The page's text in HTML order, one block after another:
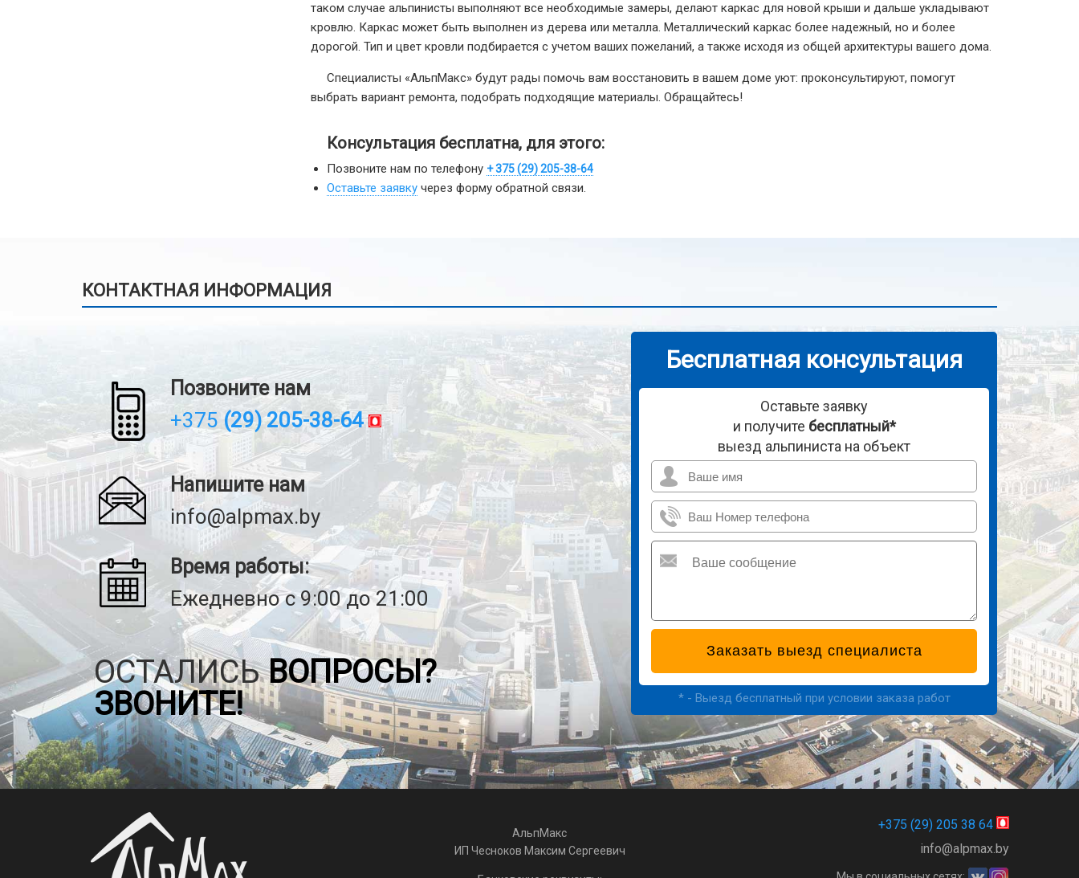
таком случае альпинисты выполняют все необходимые замеры, делают каркас для новой крыши и дальше укладывают
кровлю. Каркас может быть выполнен из дерева или металла. Металлический каркас более надежный, но и более
дорогой. Тип и цвет кровли подбирается с учетом ваших пожеланий, а также исходя из общей архитектуры вашего дома.
Специалисты «АльпМакс» будут рады помочь вам восстановить в вашем доме уют: проконсультируют, помогут
выбрать вариант ремонта, подобрать подходящие материалы. Обращайтесь!
Консультация бесплатна, для этого:
Позвоните нам по телефону + 375 (29) 205-38-64
Оставьте заявку через форму обратной связи.
КОНТАКТНАЯ ИНФОРМАЦИЯ
Позвоните нам
+375 (29) 205-38-64
Напишите нам
info@alpmax.by
Время работы:
Ежедневно с 9:00 до 21:00
ОСТАЛИСЬВОПРОСЫ?
ЗВОНИТЕ!
Бесплатная консультация
Оставьте заявку
и получите бесплатный*
выезд альпиниста на объект
* - Выезд бесплатный при условии заказа работ
АльпМакс
ИП Чесноков Максим Сергеевич
+375 (29) 205 38 64
info@alpmax.by